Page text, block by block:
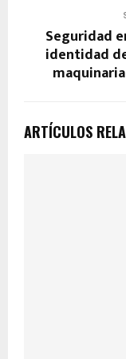
Seguridad
identidad
ARTÍCULOS